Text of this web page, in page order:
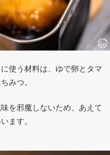
使う材料は、ゆで卵とタマ
みつ。
を邪魔しないため、あえて
ます。